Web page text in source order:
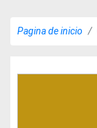
Pagina de inicio